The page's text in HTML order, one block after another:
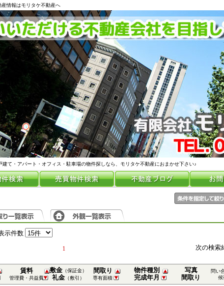
情報はモリタケ不動産へ
て・アパート・オフィス・駐車場の物件探しなら、モリタケ不動産におまかせ下さい♪
示件数
1 次の検
賃料
管理費・共益費
敷金 （保証金）
礼金 （敷引）
間取り
専有面積
物件種別
完成年月
写真
間取り
問い
候